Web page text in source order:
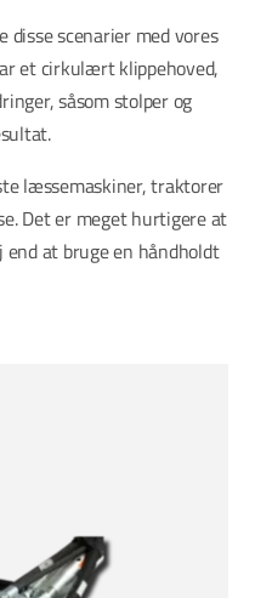
scenarier med vores
et cirkulært klippehoved,
såsom stolper og
læssemaskiner, traktorer
Det er meget hurtigere at
at bruge en håndholdt